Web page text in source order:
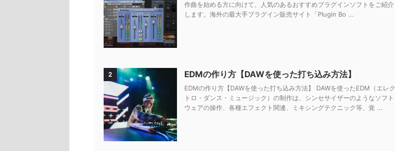
作曲を始める方に向けて、人気のあるおすすめプラグインソフトをご紹介
します。海外の最大手プラグイン販売サイト「Plugin Bo ...
2 EDMの作り方【DAWを使った打ち込み方法】
EDMの作り方【DAWを使った打ち込み方法】 DAWを使ったEDM（エレク
トロ・ダンス・ミュージック）の制作は、シンセサイザーのようなソフト
ウェアの操作、各種エフェクト関連、ミキシングテクニック等、覚 ...